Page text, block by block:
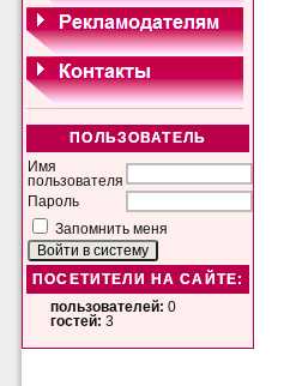
ПОЛЬЗОВАТЕЛЬ
Имя
пользователя
Пароль
Запомнить меня
ПОСЕТИТЕЛИ НА САЙТЕ:
пользователей: 0
гостей: 3